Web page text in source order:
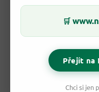
🛒
Přejít na